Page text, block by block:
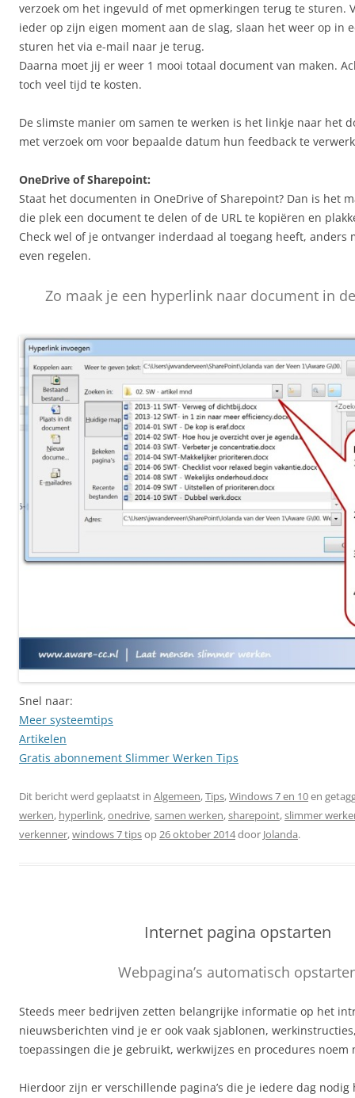
verzoek om het ingevuld of met opmerkingen terug te sturen.
ieder op zijn eigen moment aan de slag, slaan het weer op in
sturen het via e-mail naar je terug.
Daarna moet jij er weer 1 mooi totaal document van maken.
toch veel tijd te kosten.
De slimste manier om samen te werken is het linkje naar het
met verzoek om voor bepaalde datum hun feedback te
OneDrive of Sharepoint:
Staat het documenten in OneDrive of Sharepoint? Dan is het
die plek een document te delen of de URL te kopiëren en
Check wel of je ontvanger inderdaad al toegang heeft, anders
even regelen.
Zo maak je een hyperlink naar document in
Snel naar:
Meer systeemtips
Artikelen
Gratis abonnement Slimmer Werken Tips
Dit bericht werd geplaatst in Algemeen,Tips,Windows 7 en 10en
werken, hyperlink,onedrive,samen werken,sharepoint,slimmer
verkenner,windows 7 tipsop26 oktober 2014door Jolanda.
Internet pagina opstarten
Webpagina’s automatisch
Steeds meer bedrijven zetten belangrijke informatie op het
nieuwsberichten vind je er ook vaak sjablonen,
toepassingen die je gebruikt, werkwijzes en procedures noem
Hierdoor zijn er verschillende pagina’s die je iedere dag nodig